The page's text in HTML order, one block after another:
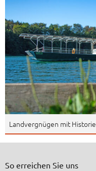
Landvergnügen mit Historie
So erreichen Sie uns